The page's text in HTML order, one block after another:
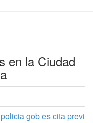
en la Ciudad
gob es cita previa